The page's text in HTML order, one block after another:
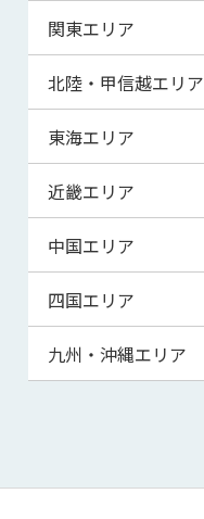
北海道
青森県
宮城県
秋田県
山形県
関東エリア
東京都
神奈川県
埼玉県
千葉県
茨城県
群馬県
北陸・甲信越エリア
新潟県
富山県
福井県
山梨県
長野県
東海エリア
岐阜県
静岡県
三重県
近畿エリア
滋賀県
京都府
大阪府
兵庫県
和歌山県
中国エリア
鳥取県
島根県
山口県
四国エリア
徳島県
高知県
九州・沖縄エリア